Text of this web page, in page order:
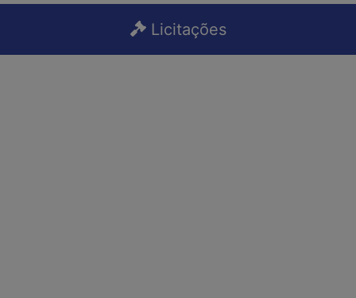
Licitações